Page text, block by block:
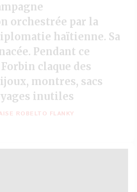
orchestrée par la
haïtienne. Sa
Pendant ce
claque des
montres, sacs
inutiles
ROBELTO FLANKY